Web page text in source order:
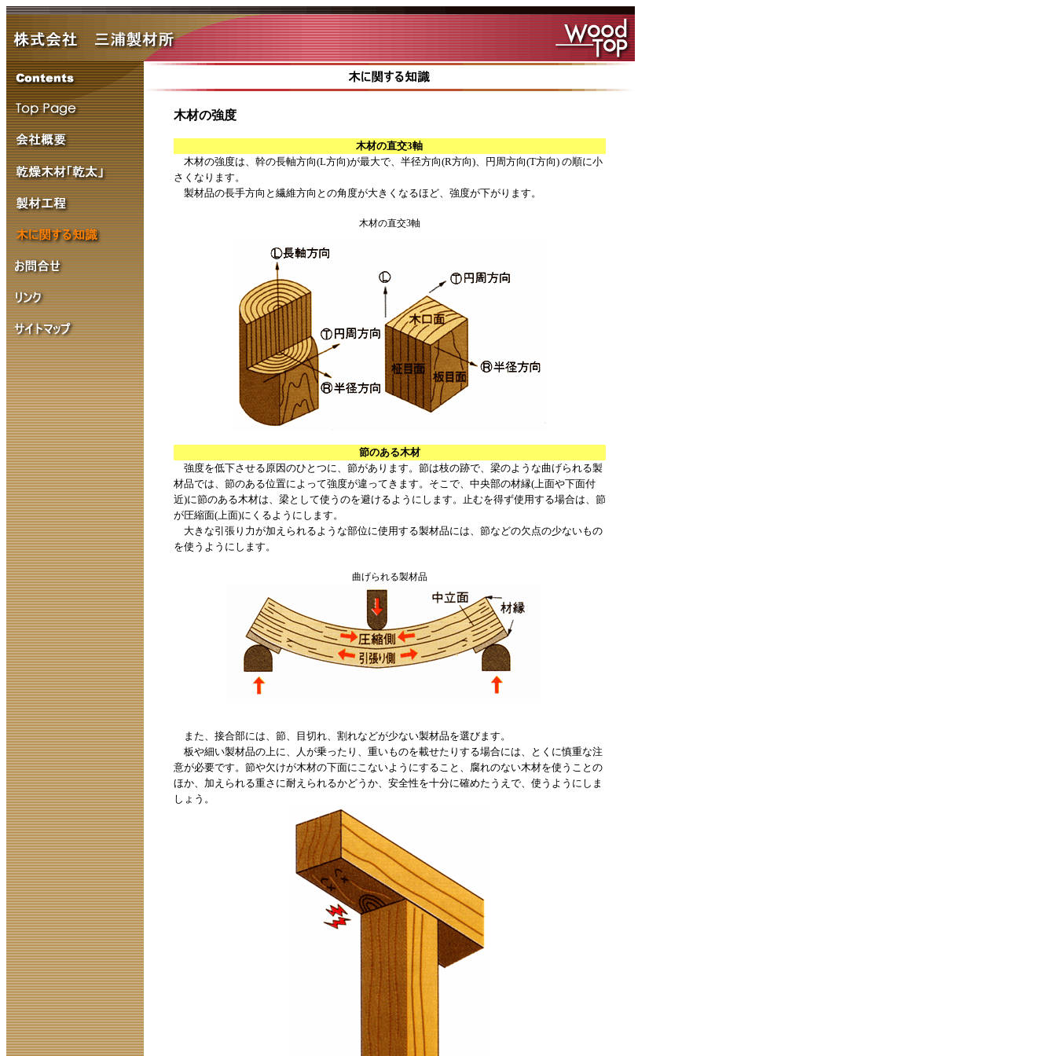
木材の強度
木材の直交3軸
木材の強度は、幹の長軸方向(L方向)が最大で、半径方向(R方向)、円周方向(T方向) の順に小
さくなります。
製材品の長手方向と繊維方向との角度が大きくなるほど、強度が下がります。
木材の直交3軸
節のある木材
強度を低下させる原因のひとつに、節があります。節は枝の跡で、梁のような曲げられる製
材品では、節のある位置によって強度が違ってきます。そこで、中央部の材縁(上面や下面付
近)に節のある木材は、梁として使うのを避けるようにします。止むを得ず使用する場合は、節
が圧縮面(上面)にくるようにします。
大きな引張り力が加えられるような部位に使用する製材品には、節などの欠点の少ないもの
を使うようにします。
曲げられる製材品
また、接合部には、節、目切れ、割れなどが少ない製材品を選びます。
板や細い製材品の上に、人が乗ったり、重いものを載せたりする場合には、とくに慎重な注
意が必要です。節や欠けが木材の下面にこないようにすること、腐れのない木材を使うことの
ほか、加えられる重さに耐えられるかどうか、安全性を十分に確めたうえで、使うようにしま
しょう。